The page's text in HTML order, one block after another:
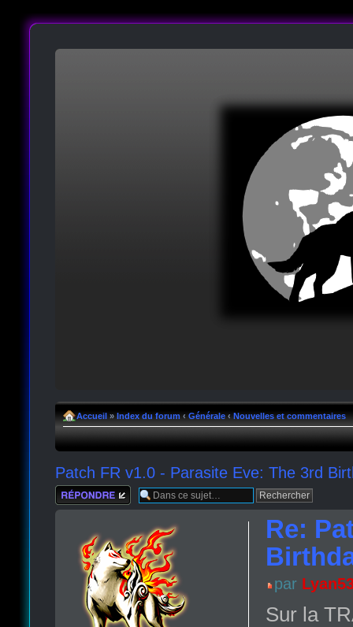
Accueil » Index du forum ‹ Générale ‹ Nouvelles et commentaires
Patch FR v1.0 - Parasite Eve: The 3rd
Répondre
Re:
par
Sur la